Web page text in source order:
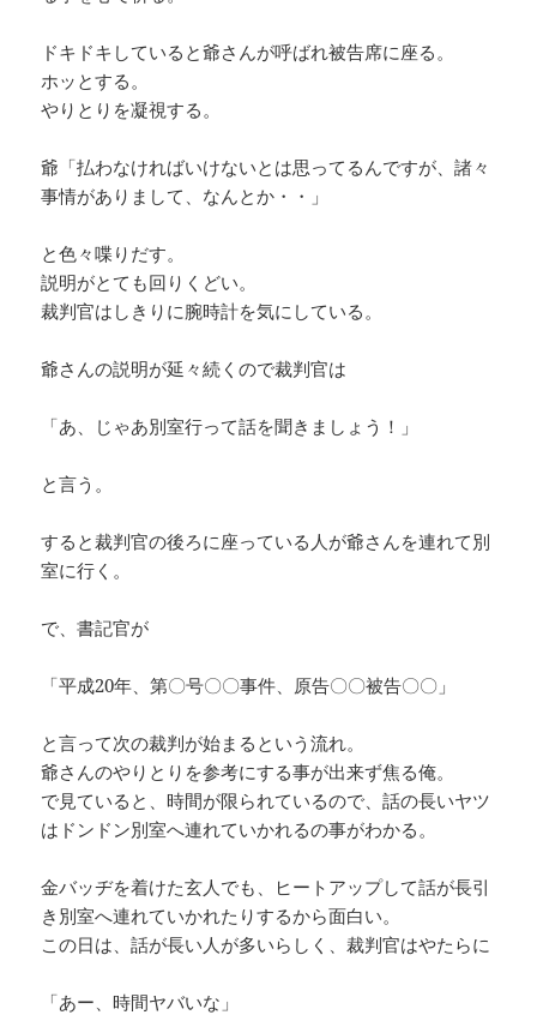
ドキドキしていると爺さんが呼ばれ被告席に座る。
ホッとする。
やりとりを凝視する。
爺「払わなければいけないとは思ってるんですが、諸々
事情がありまして、なんとか・・」
と色々喋りだす。
説明がとても回りくどい。
裁判官はしきりに腕時計を気にしている。
爺さんの説明が延々続くので裁判官は
「あ、じゃあ別室行って話を聞きましょう！」
と言う。
すると裁判官の後ろに座っている人が爺さんを連れて別
室に行く。
で、書記官が
「平成20年、第〇号〇〇事件、原告〇〇被告〇〇」
と言って次の裁判が始まるという流れ。
爺さんのやりとりを参考にする事が出来ず焦る俺。
で見ていると、時間が限られているので、話の長いヤツ
はドンドン別室へ連れていかれるの事がわかる。
金バッヂを着けた玄人でも、ヒートアップして話が長引
き別室へ連れていかれたりするから面白い。
この日は、話が長い人が多いらしく、裁判官はやたらに
「あー、時間ヤバいな」